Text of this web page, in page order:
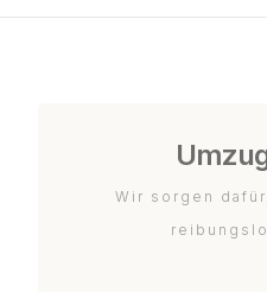
Wir sorgen